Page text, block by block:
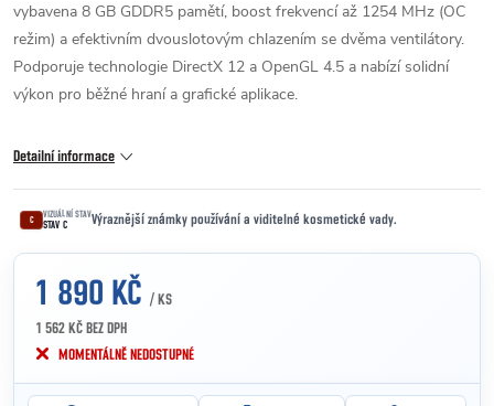
vybavena 8 GB GDDR5 pamětí, boost frekvencí až 1254 MHz (OC
režim) a efektivním dvouslotovým chlazením se dvěma ventilátory.
Podporuje technologie DirectX 12 a OpenGL 4.5 a nabízí solidní
výkon pro běžné hraní a grafické aplikace.
Detailní informace
C VIZUÁLNÍ STAV
STAV C Výraznější známky používání a viditelné kosmetické vady.
1 890 KČ / KS
1 562 KČ BEZ DPH
Měrná cena:
MOMENTÁLNĚ NEDOSTUPNÉ